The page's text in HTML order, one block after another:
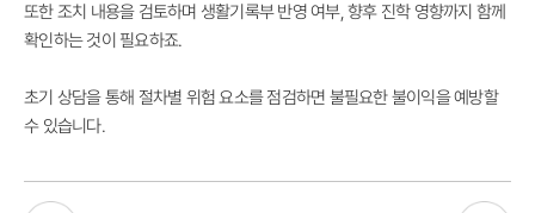
또한 조치 내용을 검토하며 생활기록부 반영 여부, 향후 진학 영향까지 함께
확인하는 것이 필요하죠.
초기 상담을 통해 절차별 위험 요소를 점검하면 불필요한 불이익을 예방할
수 있습니다.